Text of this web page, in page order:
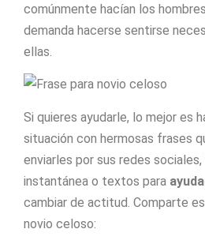
comúnmente hacían los
demanda hacerse sentirse
ellas.
Si quieres ayudarle, lo mejor es
situación con hermosas frases
enviarles por sus redes sociales,
instantánea o textos para
cambiar de actitud. Comparte
novio celoso: